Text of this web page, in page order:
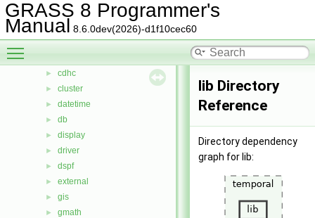
GRASS 8 Programmer's
Manual 8.6.0dev(2026)-d1f10cec60
► btree
► btree2
► cairodriver
► cdhc
► cluster
► datetime
► db
► display
► driver
► dspf
► external
► gis
► gmath
lib Directory
Reference
Directory dependency
graph for lib: